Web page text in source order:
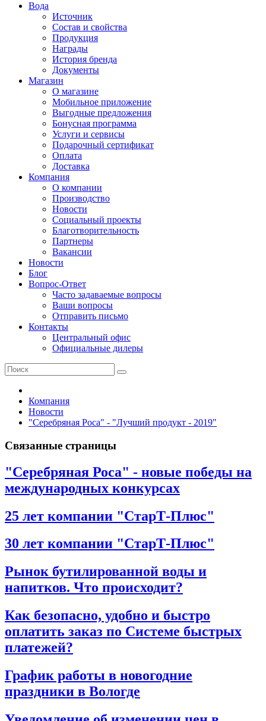
Вода
Источник
Состав и свойства
Продукция
Награды
История бренда
Документы
Магазин
О магазине
Мобильное приложение
Выгодные предложения
Бонусная программа
Услуги и сервисы
Подарочный сертификат
Оплата
Доставка
Компания
О компании
Производство
Новости
Социальный проекты
Благотворительность
Партнеры
Вакансии
Новости
Блог
Вопрос-Ответ
Часто задаваемые вопросы
Ваши вопросы
Отправить письмо
Контакты
Центральный офис
Официальные дилеры
Компания
Новости
"Серебряная Роса" - "Лучший продукт - 2019"
Связанные страницы
"Серебряная Роса" - новые победы на
международных конкурсах
25 лет компании "СтарТ-Плюс"
30 лет компании "СтарТ-Плюс"
Рынок бутилированной воды и
напитков. Что происходит?
Как безопасно, удобно и быстро
оплатить заказ по Системе быстрых
платежей?
График работы в новогодние
праздники в Вологде